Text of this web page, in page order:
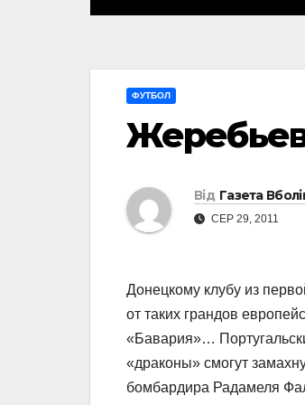
ФУТБОЛ
Від Газета
СЕР 29, 2011
Донецкому клубу из
от таких грандов
«Бавария»…
«драконы» смогут
бомбардира Радамеля